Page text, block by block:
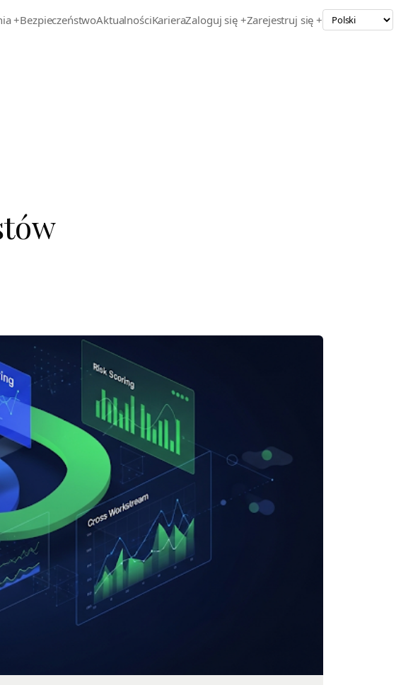
+BezpieczeństwoAktualnościKarieraZaloguj się +Zarejestruj się +